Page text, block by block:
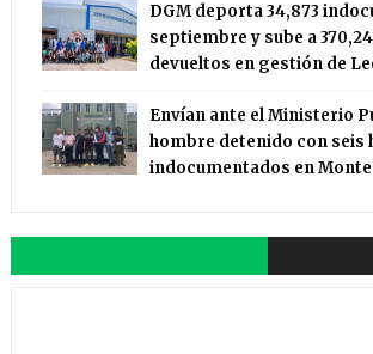
DGM deporta 34,873
septiembre y sube a
devueltos en gestión de
Envían ante el Ministerio
hombre detenido con seis
indocumentados en